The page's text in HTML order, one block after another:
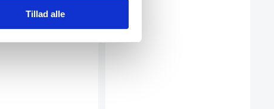
Tillad alle